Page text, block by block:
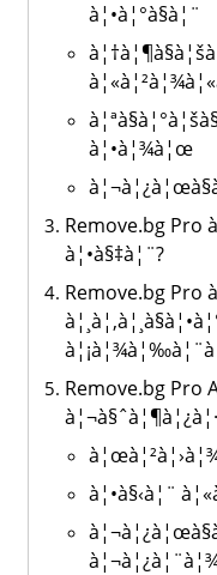
à¦•à¦°à§à¦¨
à¦•à¦¾à¦œ
Remove.bg Pro
à¦•à§‡à¦¨?
Remove.bg Pro
Remove.bg Pro
à¦•à§‹à¦¨